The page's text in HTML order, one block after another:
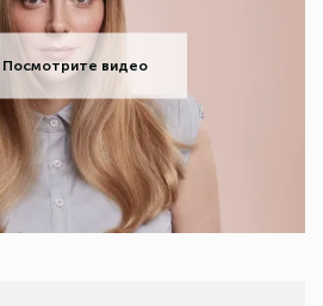
Посмотрите видео